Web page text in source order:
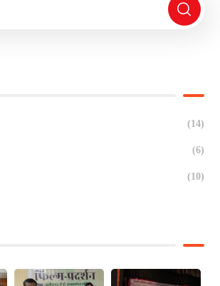
(14)
(6)
(10)